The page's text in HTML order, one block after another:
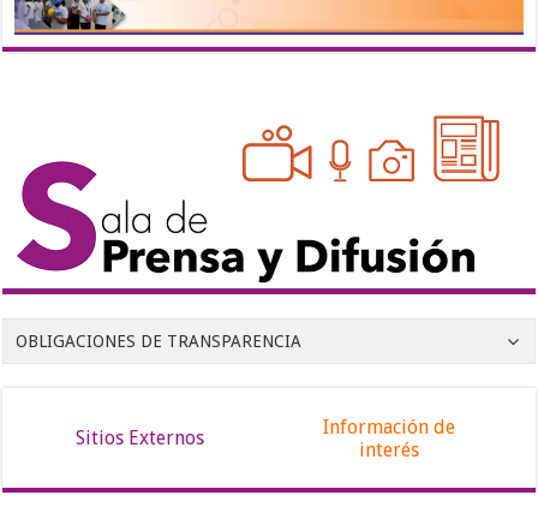
OBLIGACIONES DE TRANSPARENCIA
Sitios Externos
Información de
interés